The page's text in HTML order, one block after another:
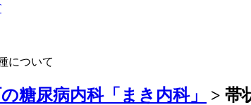
について
糖尿病内科「まき内科」 > 帯